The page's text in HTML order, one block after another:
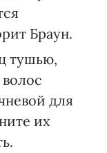
Браун.
тушью,
для
их